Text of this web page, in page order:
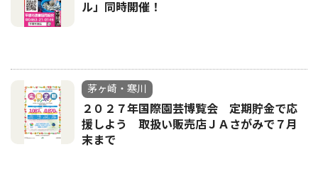
ル」同時開催！
茅ヶ崎・寒川
２０２７年国際園芸博覧会 定期貯金で応
援しよう 取扱い販売店ＪＡさがみで７月
末まで